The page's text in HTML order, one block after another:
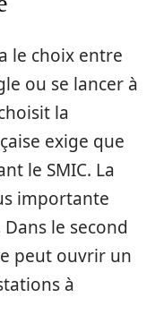
le choix entre
ou se lancer à
la
exige que
le SMIC. La
importante
le second
peut ouvrir un
à